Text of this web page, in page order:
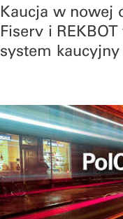
Kaucja w nowej
Fiserv i
system kaucyjny